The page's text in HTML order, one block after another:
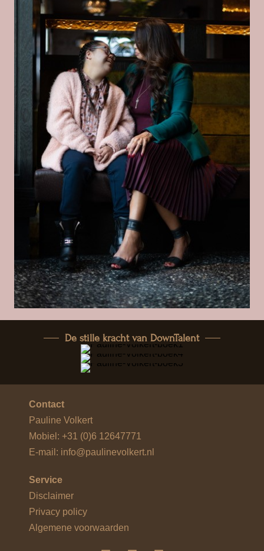
De stille kracht van DownTalent
Contact
Pauline Volkert
Mobiel: +31 (0)6 12647771
E-mail: info@paulinevolkert.nl
Service
Disclaimer
Privacy policy
Algemene voorwaarden